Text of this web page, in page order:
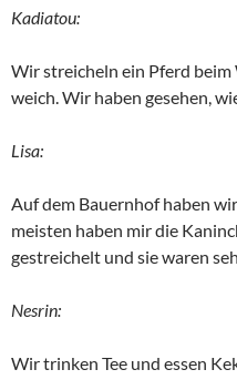
Kadiatou:
Wir streicheln ein Pferd
weich. Wir haben gesehen,
Lisa:
Auf dem Bauernhof haben
meisten haben mir die
gestreichelt und sie waren
Nesrin:
Wir trinken Tee und essen